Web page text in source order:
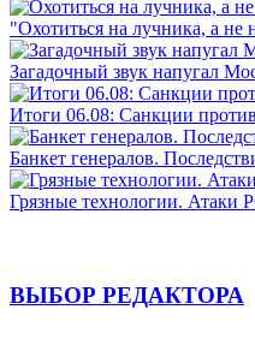
"Охотиться на лучника, а не
Загадочный звук напугал
Итоги 06.08: Санкции
Банкет генералов.
Грязные технологии.
ВЫБОР РЕДАКТОРА